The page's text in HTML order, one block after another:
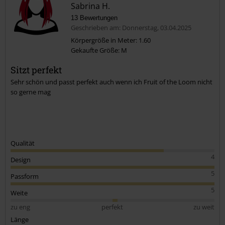
Kommentar jetzt abschicken!
Sabrina H.
13 Bewertungen
Geschrieben am: Donnerstag, 03.04.2025
Körpergröße in Meter: 1.60
Gekaufte Größe: M
Sitzt perfekt
Sehr schön und passt perfekt auch wenn ich Fruit of the Loom nicht
so gerne mag
Qualität
4
Design
5
Passform
5
Weite
zu eng
perfekt
zu weit
Länge